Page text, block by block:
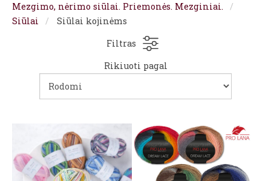
Mezgimo, nėrimo siūlai. Priemonės. Mezginiai.
Siūlai
Siūlai kojinėms
Filtras
Rikiuoti pagal